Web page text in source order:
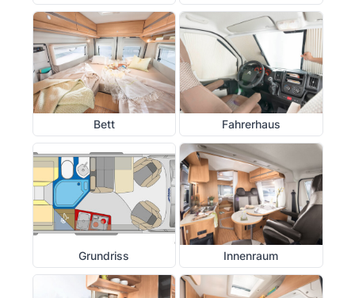
Bett Fahrerhaus
Grundriss Innenraum